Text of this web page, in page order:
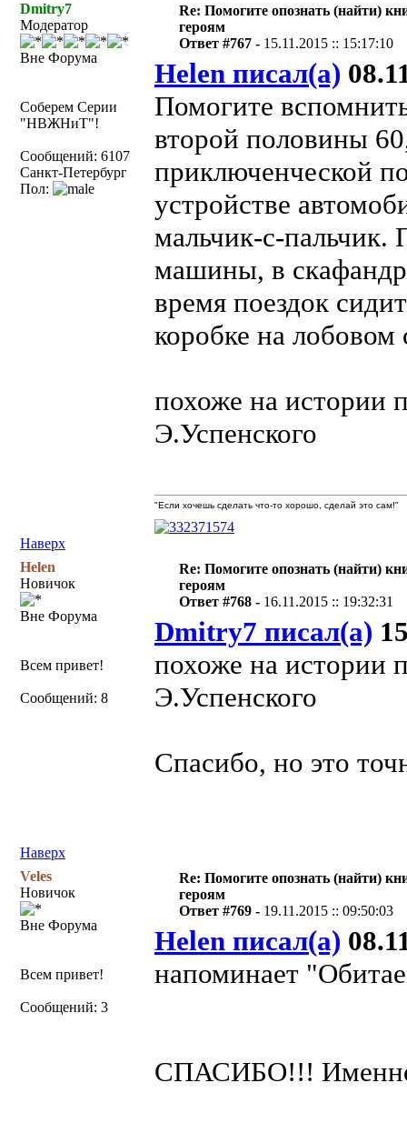
Dmitry7
Модератор
Вне Форума
Соберем Серии
"НВЖНиТ"!
Сообщений: 6107
Санкт-Петербург
Пол:
Re: Помогите опознать (найти)
героям
Ответ #767 - 15.11.2015 :: 15:17:10
Helen писал(а)
Помогите
второй половины
приключенческой
устройстве
мальчик-с-пальчик.
машины, в
время поездок
коробке на лобовом
похоже на истории
Э.Успенского
Наверх
"Если хочешь сделать что-то хорошо, сделай это сам!"
Helen
Новичок
Вне Форума
Всем привет!
Сообщений: 8
Re: Помогите опознать (найти)
героям
Ответ #768 - 16.11.2015 :: 19:32:31
Dmitry7 писал(а)
похоже на истории
Э.Успенского
Спасибо, но это
Наверх
Veles
Новичок
Вне Форума
Всем привет!
Сообщений: 3
Re: Помогите опознать (найти)
героям
Ответ #769 - 19.11.2015 :: 09:50:03
Helen писал(а)
напоминает
СПАСИБО!!! Именно